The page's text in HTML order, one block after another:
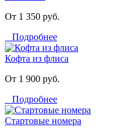
От 1 350 руб.
Подробнее
Кофта из флиса
От 1 900 руб.
Подробнее
Стартовые номера